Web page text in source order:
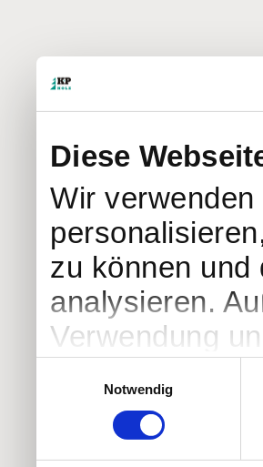
Diese
Wir
zu können und
analysieren.
Verwendung
Partner
weiteren
Notwendig